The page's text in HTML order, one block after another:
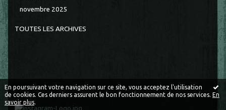
En poursuivant votre navigation sur ce site, vous acceptez l'utilisation
de cookies. Ces derniers assurent le bon fonctionnement de nos services. En
savoir plus.
novembre 2025
TOUTES LES ARCHIVES